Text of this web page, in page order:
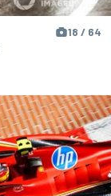
18 / 64